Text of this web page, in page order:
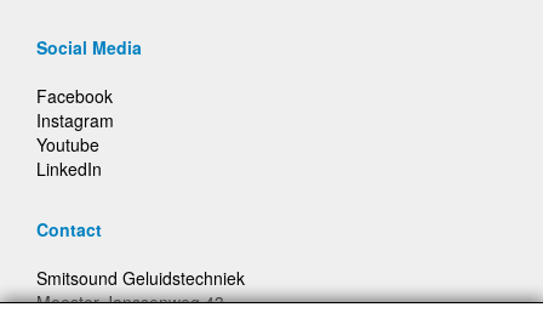
Social Media
Facebook
Instagram
Youtube
LinkedIn
Contact
Smitsound Geluidstechniek
Meester Janssenweg 43